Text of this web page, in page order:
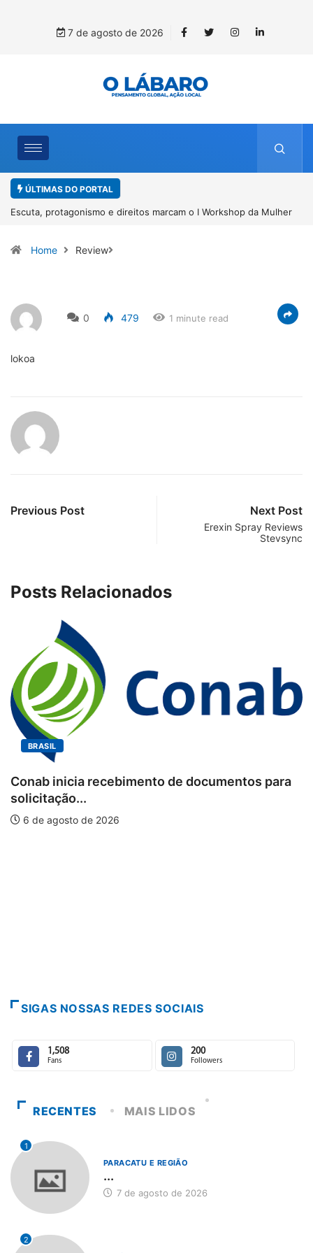
7 de agosto de 2026
ÚLTIMAS DO PORTAL
Escuta, protagonismo e direitos marcam o I Workshop da Mulher
Home Review
0 479 1 minute read
lokoa
Previous Post Next Post
Erexin Spray Reviews
Stevsync
Posts Relacionados
BRASIL
Conab inicia recebimento de documentos para
solicitação...
6 de agosto de 2026
SIGAS NOSSAS REDES SOCIAIS
1,508
Fans
200
Followers
RECENTES MAIS LIDOS
1
PARACATU E REGIÃO
...
7 de agosto de 2026
2